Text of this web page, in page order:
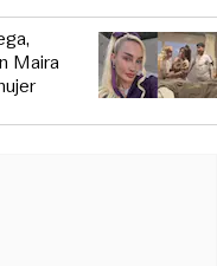
Maira